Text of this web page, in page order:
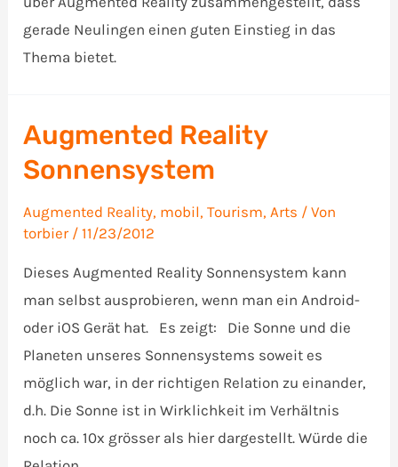
gerade Neulingen einen guten Einstieg in das
Thema bietet.
Augmented Reality
Sonnensystem
Augmented Reality, mobil,Tourism, Arts / Von
torbier /11/23/2012
Dieses Augmented Reality Sonnensystem kann
man selbst ausprobieren, wenn man ein Android-
oder iOS Gerät hat. Es zeigt: Die Sonne und die
Planeten unseres Sonnensystems soweit es
möglich war, in der richtigen Relation zu einander,
d.h. Die Sonne ist in Wirklichkeit im Verhältnis
noch ca. 10x grösser als hier dargestellt. Würde die